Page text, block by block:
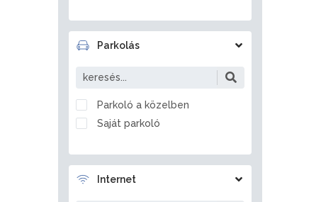
Balatonkenese
Balatonmagyaród
Balatonrendes
Balatonszabadi
Balatonszemes
Parkolás
Parkoló a közelben
Saját parkoló
Internet